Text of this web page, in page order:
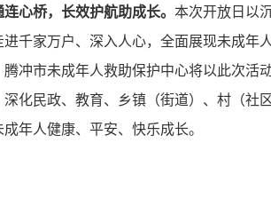
心桥，长效护航助成长。 本次开放日以
进千家万户、深入人心，全面展现未成年
腾冲市未成年人救助保护中心将以此次活
深化民政、教育、乡镇（街道）、村（社
年人健康、平安、快乐成长。